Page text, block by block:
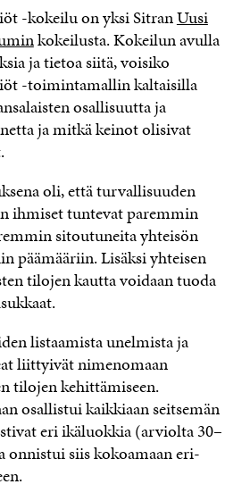
-kokeilu on yksi SitranUusi
kokeilusta. Kokeilun avulla
ja tietoa siitä, voisiko
-toimintamallin kaltaisilla
osallisuutta ja
ja mitkä keinot olisivat
oli, että turvallisuuden
ihmiset tuntevat paremmin
sitoutuneita yhteisön
päämääriin. Lisäksi yhteisen
tilojen kautta voidaan tuoda
listaamista unelmista ja
liittyivät nimenomaan
tilojen kehittämiseen.
osallistui kaikkiaan seitsemän
eri ikäluokkia (arviolta 30–
onnistui siis kokoamaan eri-